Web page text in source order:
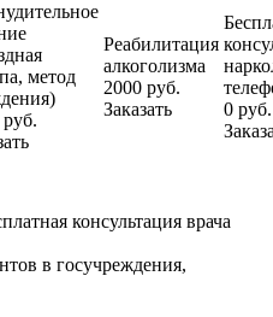
метод
Реабилитация
алкоголизма
2000 руб.
Заказать
0 руб.
консультация врача
в госучреждения,